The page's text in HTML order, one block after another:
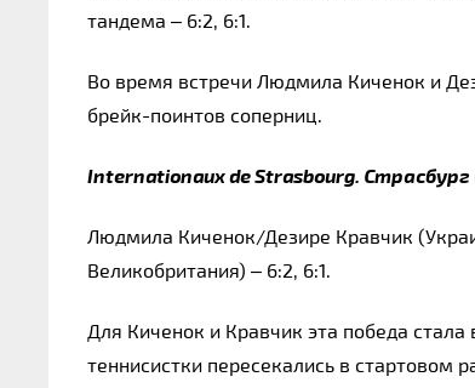
тандема – 6:2, 6:1.
Во время встречи Людмила Киченок и
брейк-поинтов соперниц.
Internationaux de Strasbourg.
Людмила Киченок/Дезире Кравчик
Великобритания) – 6:2, 6:1.
Для Киченок и Кравчик эта победа
теннисистки пересекались в стартовом